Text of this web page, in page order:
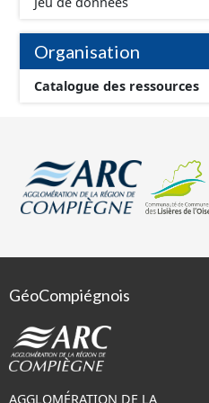
Organisation
Catalogue des ressources
GéoCompiégnois
AGGLOMÉRATION DE LA